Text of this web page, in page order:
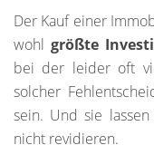
Der Kauf einer
wohl größte
bei der leider oft
solcher
sein. Und sie
nicht revidieren.